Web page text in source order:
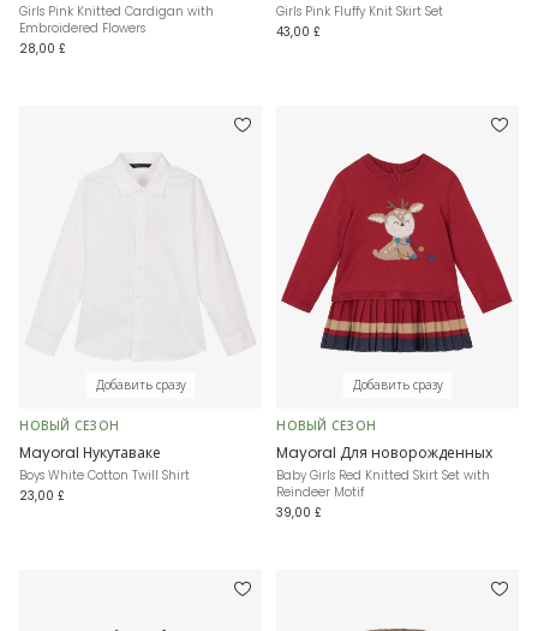
Girls Pink Knitted Cardigan with
Embroidered Flowers
28,00 £
Girls Pink Fluffy Knit Skirt Set
43,00 £
Добавить сразу
НОВЫЙ СЕЗОН
Mayoral Нукутаваке
Boys White Cotton Twill Shirt
23,00 £
Добавить сразу
НОВЫЙ СЕЗОН
Mayoral Для новорожденных
Baby Girls Red Knitted Skirt Set with
Reindeer Motif
39,00 £